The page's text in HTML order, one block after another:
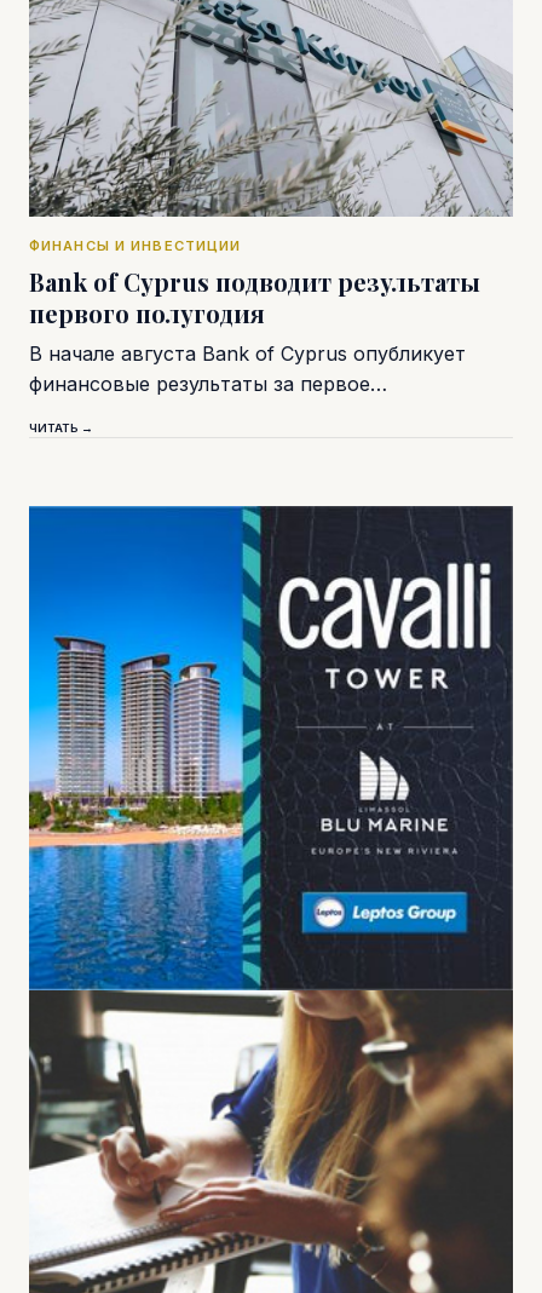
ФИНАНСЫ И ИНВЕСТИЦИИ
Bank of Cyprus подводит результаты
первого полугодия
В начале августа Bank of Cyprus опубликует
финансовые результаты за первое…
ЧИТАТЬ →